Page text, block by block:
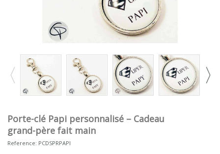
Porte-clé Papi personnalisé – Cadeau
grand-père fait main
Reference: PCDSPRPAPI